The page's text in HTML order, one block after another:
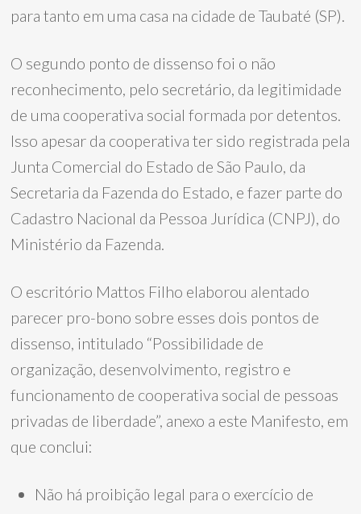
para tanto em uma casa na cidade de Taubaté (SP).
O segundo ponto de dissenso foi o não
reconhecimento, pelo secretário, da legitimidade
de uma cooperativa social formada por detentos.
Isso apesar da cooperativa ter sido registrada pela
Junta Comercial do Estado de São Paulo, da
Secretaria da Fazenda do Estado, e fazer parte do
Cadastro Nacional da Pessoa Jurídica (CNPJ), do
Ministério da Fazenda.
O escritório Mattos Filho elaborou alentado
parecer pro-bono sobre esses dois pontos de
dissenso, intitulado “Possibilidade de
organização, desenvolvimento, registro e
funcionamento de cooperativa social de pessoas
privadas de liberdade”, anexo a este Manifesto, em
que conclui:
Não há proibição legal para o exercício de